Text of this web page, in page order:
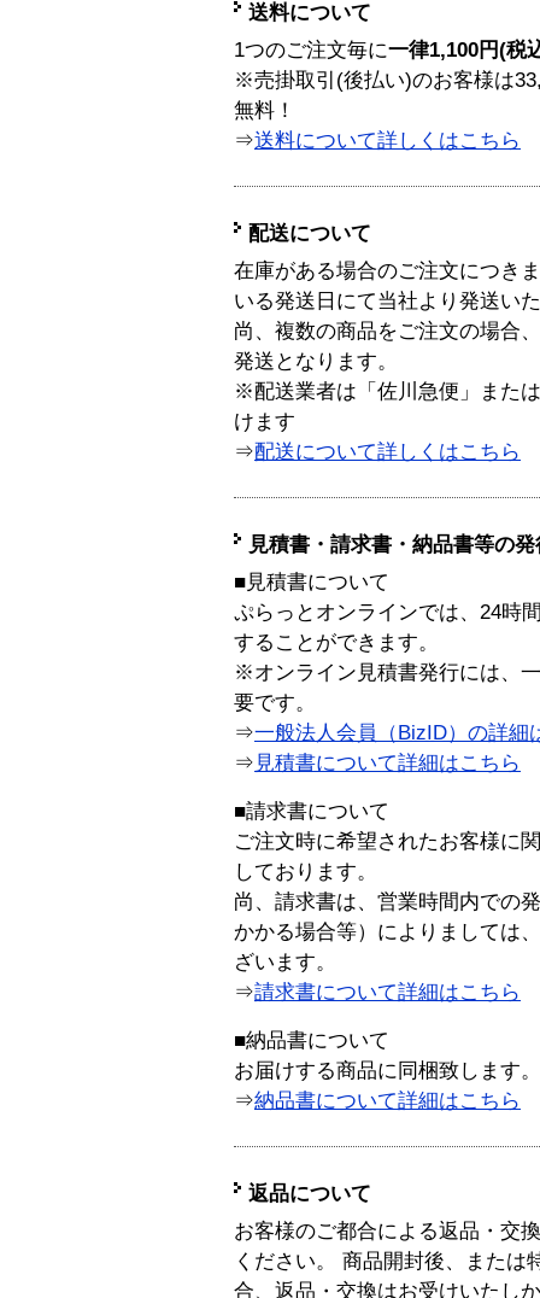
送料について
1つのご注文毎に一律1,100円(税
※売掛取引(後払い)のお客様は
無料！
⇒送料について詳しくはこちら
配送について
在庫がある場合のご注文につき
いる発送日にて当社より発送い
尚、複数の商品をご注文の場合
発送となります。
※配送業者は「佐川急便」また
けます
⇒配送について詳しくはこちら
見積書・請求書・納品書等の
■見積書について
ぷらっとオンラインでは、24時
することができます。
※オンライン見積書発行には、
要です。
⇒一般法人会員（BizID）の詳細
⇒ 見積書について詳細はこちら
■請求書について
ご注文時に希望されたお客様に
しております。
尚、請求書は、営業時間内での
かかる場合等）によりましては
ざいます。
⇒請求書について詳細はこちら
■納品書について
お届けする商品に同梱致します。
⇒納品書について詳細はこちら
返品について
お客様のご都合による返品・交
ください。 商品開封後、または
合、返品・交換はお受けいたし